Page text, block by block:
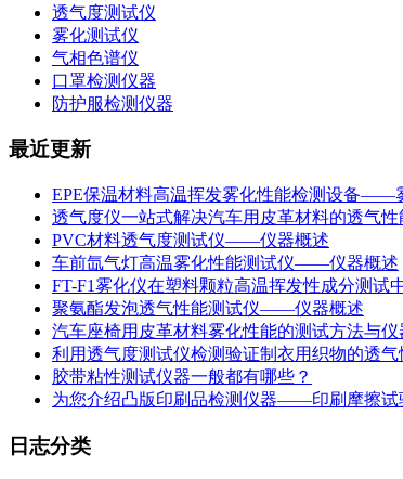
透气度测试仪
雾化测试仪
气相色谱仪
口罩检测仪器
防护服检测仪器
最近更新
EPE保温材料高温挥发雾化性能检测设备——
透气度仪一站式解决汽车用皮革材料的透气性
PVC材料透气度测试仪——仪器概述
车前氙气灯高温雾化性能测试仪——仪器概述
FT-F1雾化仪在塑料颗粒高温挥发性成分测试
聚氨酯发泡透气性能测试仪——仪器概述
汽车座椅用皮革材料雾化性能的测试方法与仪
利用透气度测试仪检测验证制衣用织物的透气
胶带粘性测试仪器一般都有哪些？
为您介绍凸版印刷品检测仪器——印刷摩擦试
日志分类